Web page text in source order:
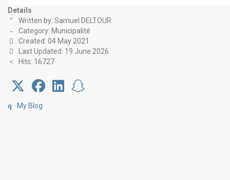
Details
Written by: Samuel DELTOUR
Category: Municipalité
Created: 04 May 2021
Last Updated: 19 June 2026
Hits: 16727
My Blog